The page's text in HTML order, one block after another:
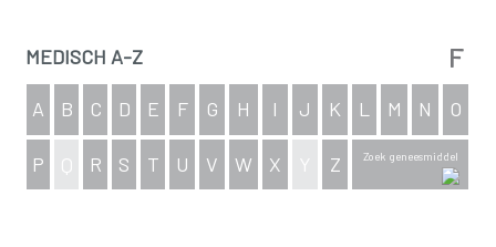
MEDISCH A-Z F
A B C D E F G H I J K L M N O
P Q R S T U V W X Y Z Zoek geneesmiddel